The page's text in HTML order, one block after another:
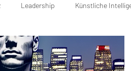
Leadership Künstliche